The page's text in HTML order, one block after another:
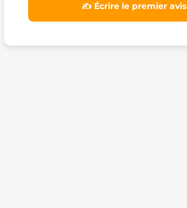
✍️ Écrire le premier avis